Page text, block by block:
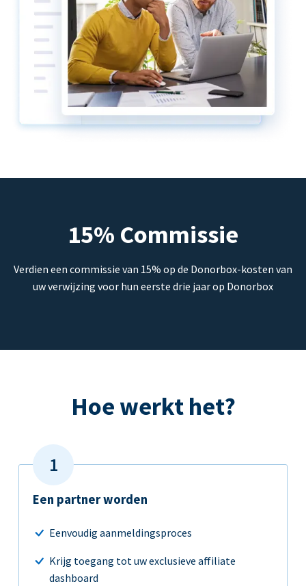
15% Commissie
Verdien een commissie van 15% op de Donorbox-kosten van
uw verwijzing voor hun eerste drie jaar op Donorbox
Hoe werkt het?
Een partner worden
Eenvoudig aanmeldingsproces
Krijg toegang tot uw exclusieve affiliate
dashboard